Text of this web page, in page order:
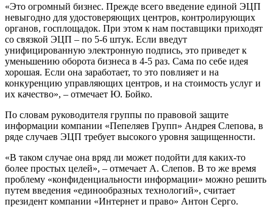
«Это огромный бизнес. Прежде всего введение единой ЭЦП
невыгодно для удостоверяющих центров, контролирующих
органов, госплощадок. При этом к нам поставщики приходят
со связкой ЭЦП – по 5-6 штук. Если введут
унифицированную электронную подпись, это приведет к
уменьшению оборота бизнеса в 4-5 раз. Сама по себе идея
хорошая. Если она заработает, то это повлияет и на
конкуренцию управляющих центров, и на стоимость услуг и
их качество», – отмечает Ю. Бойко.
По словам руководителя группы по правовой защите
информации компании «Пепеляев Групп» Андрея Слепова, в
ряде случаев ЭЦП требует высокого уровня защищенности.
«В таком случае она вряд ли может подойти для каких-то
более простых целей», – отмечает А. Слепов. В то же время
проблему «конфиденциальности информации» можно решить
путем введения «единообразных технологий», считает
президент компании «Интернет и право» Антон Серго.